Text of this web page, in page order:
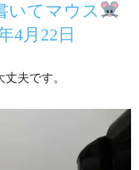
いてマウス
4月22日
夫です。